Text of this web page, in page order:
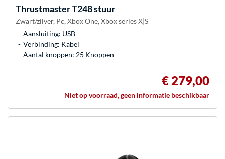
ThrustmasterT248 stuur
Zwart/zilver, Pc, Xbox One, Xbox series X|S
Aansluiting: USB
Verbinding: Kabel
Aantal knoppen: 25 Knoppen
€ 279,00
Niet op voorraad, geen informatie beschikbaar